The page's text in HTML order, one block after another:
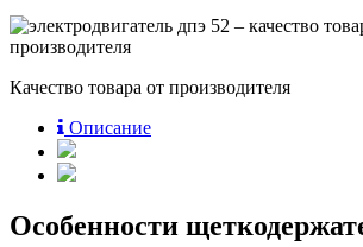
Качество товара от производителя
Описание
Особенности